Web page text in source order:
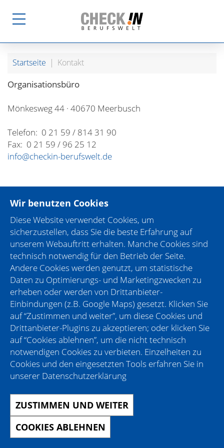
Startseite Kontakt
Organisationsbüro
Mönkesweg 44 · 40670 Meerbusch
Telefon: 0 21 59 / 814 31 90
Fax: 0 21 59 / 96 25 12
info@checkin-berufswelt.de
Impressum & Datenschutz
Wir benutzen Cookies
Diese Website verwendet Cookies, um
sicherzustellen, dass Sie die beste Erfahrung auf
unserem Webauftritt erhalten. Manche Cookies sind
technisch notwendig für den Betrieb der Seite.
Andere Cookies werden genutzt, um statistische
Daten zu Optimierungs- und Marketingzwecken zu
erheben oder werden von Drittanbieter-
Einbindungen (z.B. Google Maps) gesetzt. Klicken Sie
auf “Zustimmen und weiter”, um diese Cookies und
Drittanbieter-Plugins zu akzeptieren; oder klicken Sie
auf “Cookies ablehnen”, um die nicht technisch
notwendigen Cookies zu verbieten. Einzelheiten zu
Cookies und den eingesetzten Tools erfahren Sie in
unserer Datenschutzerklärung
ZUSTIMMEN UND WEITER
COOKIES ABLEHNEN